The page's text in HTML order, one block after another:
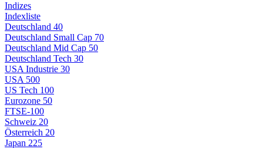
Indizes
Indexliste
Deutschland 40
Deutschland Small Cap 70
Deutschland Mid Cap 50
Deutschland Tech 30
USA Industrie 30
USA 500
US Tech 100
Eurozone 50
FTSE-100
Schweiz 20
Österreich 20
Japan 225